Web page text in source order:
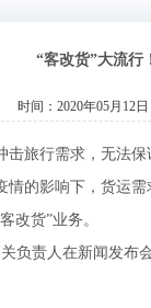
“客改货”大流行
时间：2020年05月12
击旅行需求，无法
情的影响下，货运
改货”业务。
负责人在新闻发布